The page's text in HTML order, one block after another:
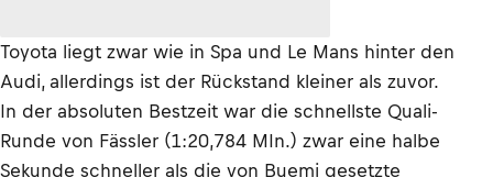
Toyota liegt zwar wie in Spa und Le Mans hinter den
Audi, allerdings ist der Rückstand kleiner als zuvor.
In der absoluten Bestzeit war die schnellste Quali-
Runde von Fässler (1:20,784 MIn.) zwar eine halbe
Sekunde schneller als die von Buemi gesetzte